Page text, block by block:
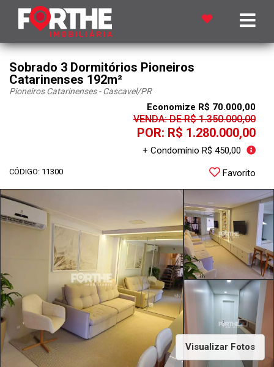
Sobrado 3 Dormitórios Pioneiros
Catarinenses 192m²
Pioneiros Catarinenses - Cascavel/PR
Economize R$ 70.000,00
VENDA: DE R$ 1.350.000,00
POR: R$ 1.280.000,00
+ Condomínio R$ 450,00
CÓDIGO: 11300 Favorito
Visualizar Fotos